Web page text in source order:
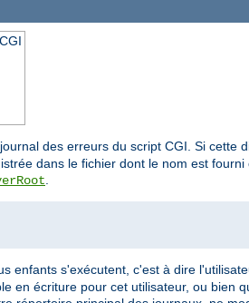
des erreurs du script CGI. Si cette
dans le fichier dont le nom est
.
enfants s'exécutent, c'est à dire
en écriture pour cet utilisateur, ou bien